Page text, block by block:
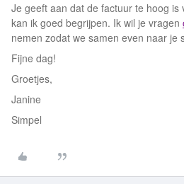
Je geeft aan dat de factuur te hoog
kan ik goed begrijpen. Ik wil je vragen
nemen zodat we samen even naar je
Fijne dag!
Groetjes,
Janine
Simpel